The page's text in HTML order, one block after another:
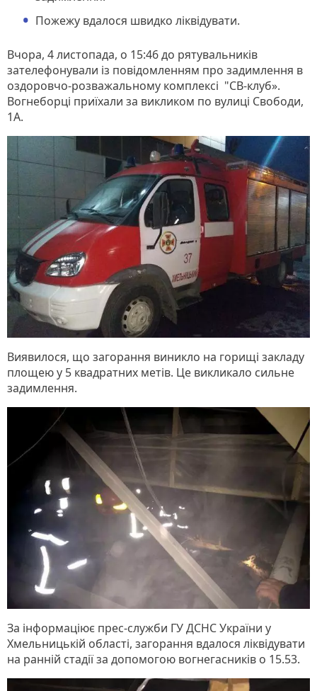
Пожежу вдалося швидко ліквідувати.
Вчора, 4 листопада, о 15:46 до рятувальників
зателефонували із повідомленням про задимлення в
оздоровчо-розважальному комплексі "СВ-клуб».
Вогнеборці приїхали за викликом по вулиці Свободи,
1А.
Виявилося, що загорання виникло на горищі закладу
площею у 5 квадратних метів. Це викликало сильне
задимлення.
За інформаціює прес-служби ГУ ДСНС України у
Хмельницькій області, загорання вдалося ліквідувати
на ранній стадії за допомогою вогнегасників о 15.53.